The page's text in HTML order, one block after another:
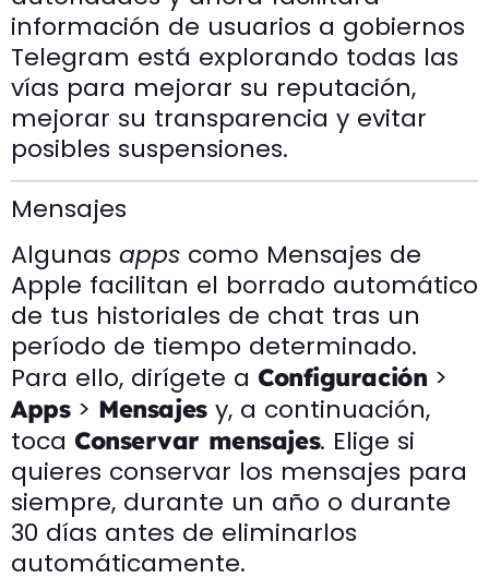
información de usuarios a gobiernos
Telegram está explorando todas las
vías para mejorar su reputación,
mejorar su transparencia y evitar
posibles suspensiones.
Mensajes
Algunas apps como Mensajes de
Apple facilitan el borrado automático
de tus historiales de chat tras un
período de tiempo determinado.
Para ello, dirígete a Configuración >
Apps> Mensajesy, a continuación,
toca Conservar mensajes. Elige si
quieres conservar los mensajes para
siempre, durante un año o durante
30 días antes de eliminarlos
automáticamente.